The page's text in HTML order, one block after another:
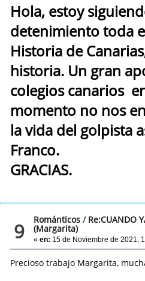
Hola, estoy
detenimiento toda
Historia de
historia. Un gran
colegios canarios
momento no nos
la vida del golpista
Franco.
GRACIAS.
9 Románticos / Re:CUANDO
(Margarita)
«en: 15 de Noviembre de 2021,
Precioso trabajo Margarita,